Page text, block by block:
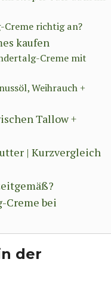
richtig an?
kaufen
Creme mit
Weihrauch +
Tallow +
| Kurzvergleich
Creme bei
der